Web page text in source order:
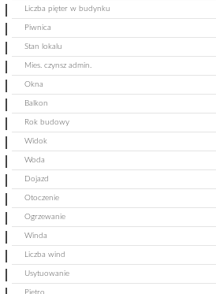
Liczba pięter w budynku
Piwnica
Stan lokalu
Mies. czynsz admin.
Okna
Balkon
Rok budowy
Widok
Woda
Dojazd
Otoczenie
Ogrzewanie
Winda
Liczba wind
Usytuowanie